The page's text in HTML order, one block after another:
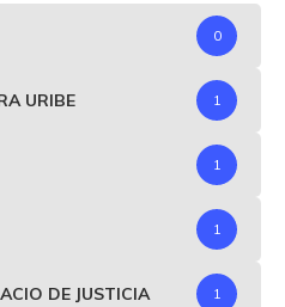
0
URIBE 1
1
1
DE JUSTICIA 1